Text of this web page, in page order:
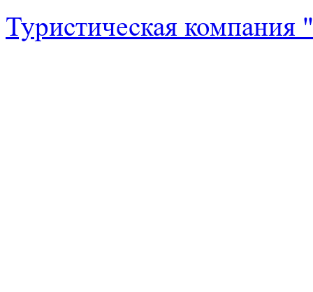
Туристическая